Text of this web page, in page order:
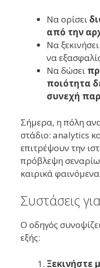
Να ορίσει
από την
Να
να
Να δώσει
ποιότητα
συνεχή
Σήμερα, η πόλη
στάδιο: analytics
επιτρέψουν την
πρόβλεψη
καιρικά
Συστάσεις
Ο οδηγός
εξής:
Ξεκινήστε